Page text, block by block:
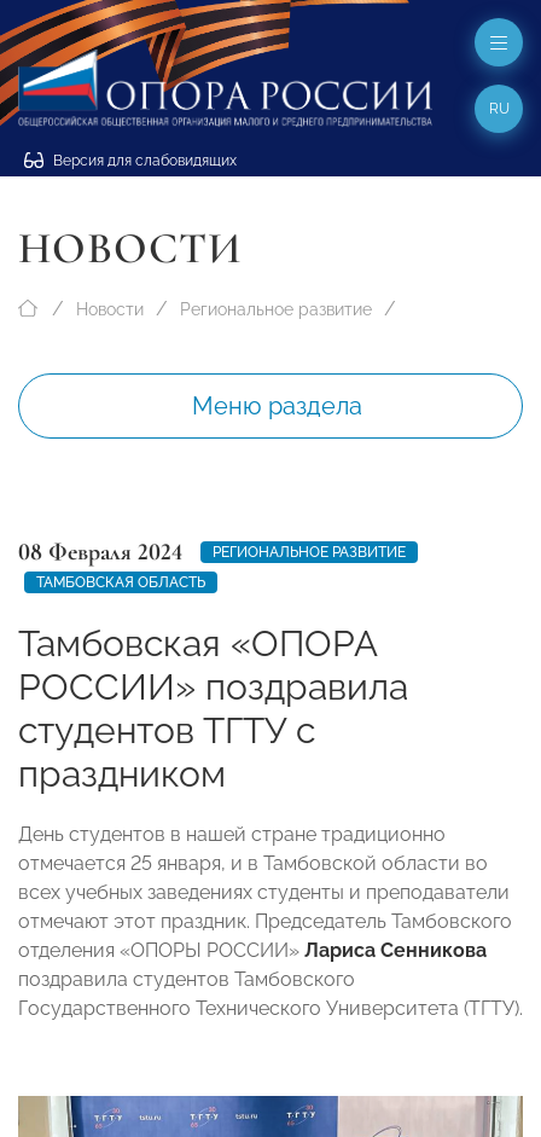
Версия для слабовидящих
RU
НОВОСТИ
Новости Региональное развитие
Меню раздела
08 Февраля 2024
РЕГИОНАЛЬНОЕ РАЗВИТИЕ
ТАМБОВСКАЯ ОБЛАСТЬ
Тамбовская «ОПОРА
РОССИИ» поздравила
студентов ТГТУ с
праздником
День студентов в нашей стране традиционно
отмечается 25 января, и в Тамбовской области во
всех учебных заведениях студенты и преподаватели
отмечают этот праздник. Председатель Тамбовского
отделения «ОПОРЫ РОССИИ» Лариса Сенникова
поздравила студентов Тамбовского
Государственного Технического Университета (ТГТУ).